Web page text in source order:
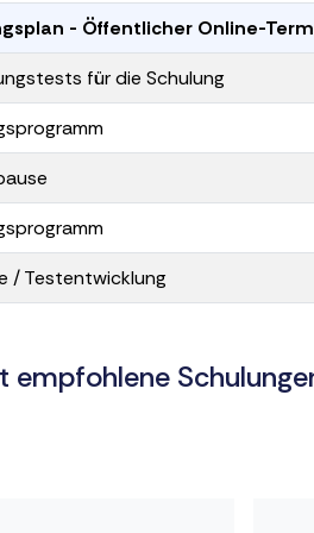
- Öffentlicher Online-
für die Schulung
/ Testentwicklung
empfohlene